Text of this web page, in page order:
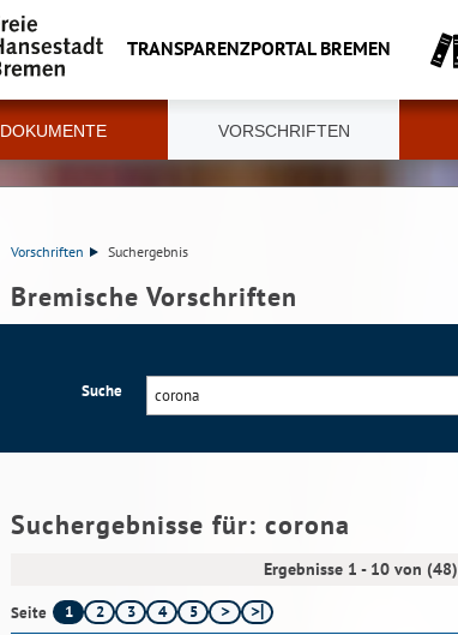
TRANSPARENZPORTAL BREMEN
DOKUMENTE VORSCHRIFTEN
Vorschriften Suchergebnis
Bremische Vorschriften
Suche
Suchergebnisse für: corona
Ergebnisse 1 - 10 von (48)
Seite 1 2 3 4 5